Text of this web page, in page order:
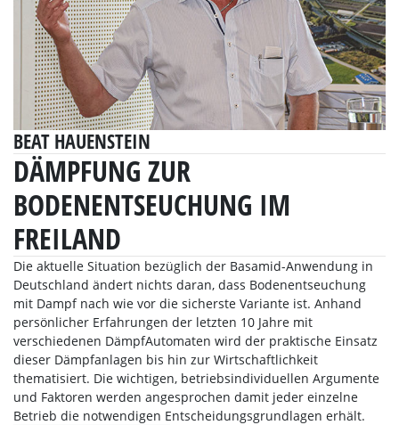
BEAT HAUENSTEIN
DÄMPFUNG ZUR
BODENENTSEUCHUNG IM
FREILAND
Die aktuelle Situation bezüglich der Basamid-Anwendung in
Deutschland ändert nichts daran, dass Bodenentseuchung
mit Dampf nach wie vor die sicherste Variante ist. Anhand
persönlicher Erfahrungen der letzten 10 Jahre mit
verschiedenen DämpfAutomaten wird der praktische Einsatz
dieser Dämpfanlagen bis hin zur Wirtschaftlichkeit
thematisiert. Die wichtigen, betriebsindividuellen Argumente
und Faktoren werden angesprochen damit jeder einzelne
Betrieb die notwendigen Entscheidungsgrundlagen erhält.